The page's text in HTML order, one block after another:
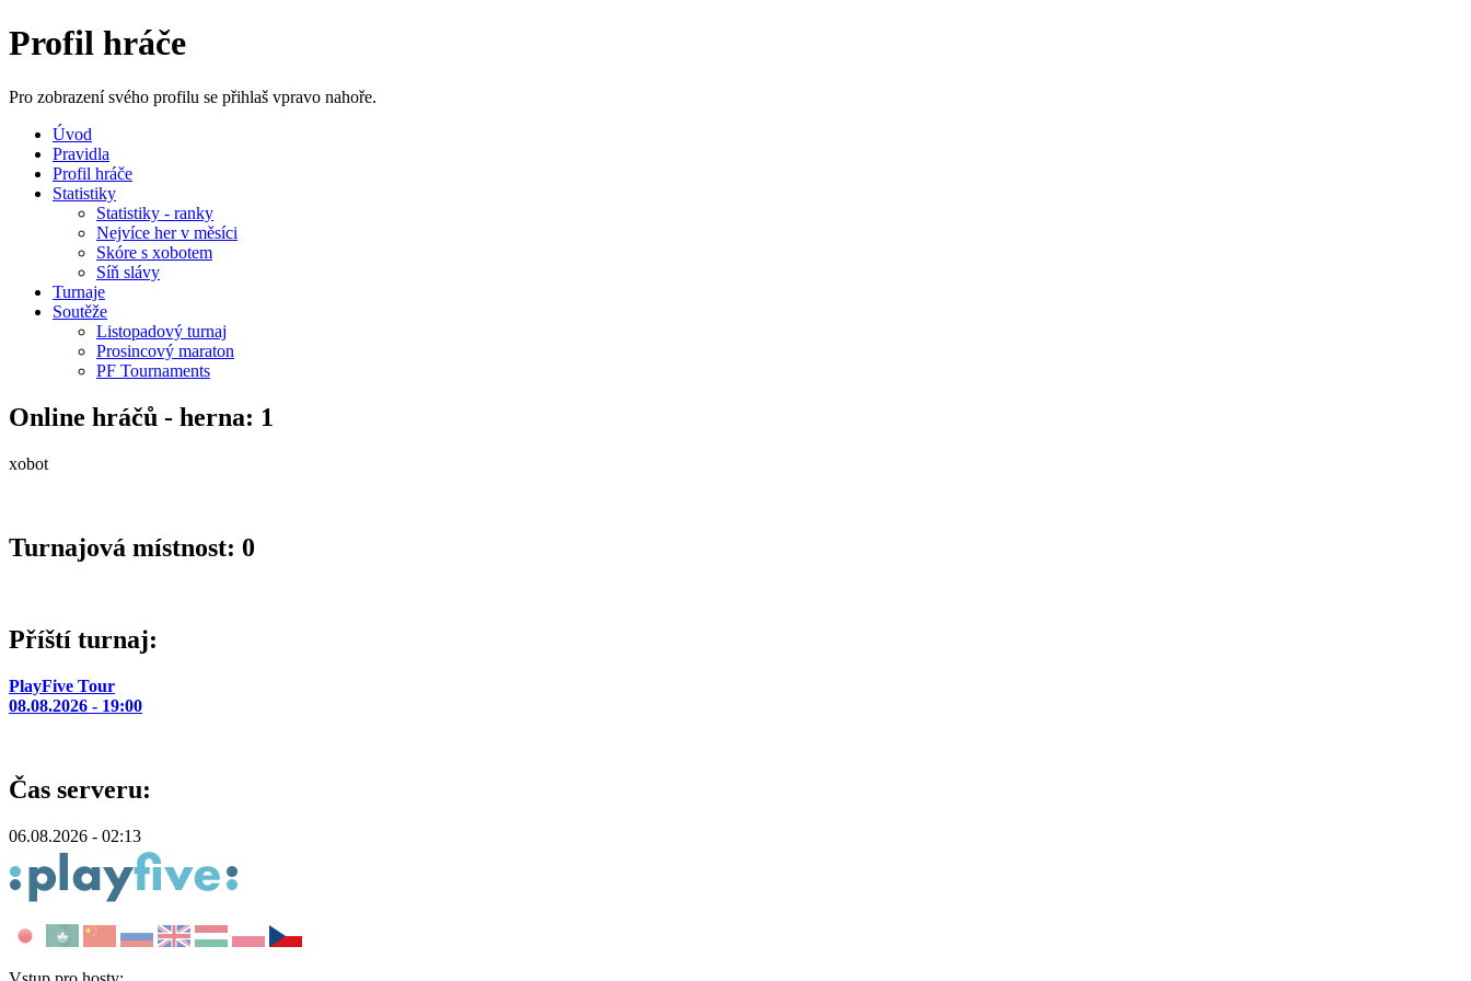
Profil hráče
Pro zobrazení svého profilu se přihlaš vpravo nahoře.
Úvod
Pravidla
Profil hráče
Statistiky
Statistiky - ranky
Nejvíce her v měsíci
Skóre s xobotem
Síň slávy
Turnaje
Soutěže
Listopadový turnaj
Prosincový maraton
PF Tournaments
Online hráčů - herna: 1
xobot
Turnajová místnost: 0
Příští turnaj:
PlayFive Tour
08.08.2026 - 19:00
Čas serveru:
06.08.2026 - 02:13